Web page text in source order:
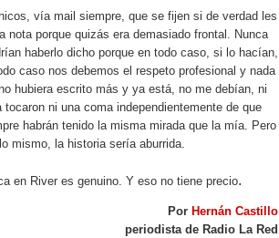
vía mail siempre, que se fijen si de verdad les
nota porque quizás era demasiado frontal. Nunca
haberlo dicho porque en todo caso, si lo hacían,
caso nos debemos el respeto profesional y nada
hubiera escrito más y ya está, no me debían, ni
ni una coma independientemente de que
habrán tenido la misma mirada que la mía. Pero
mismo, la historia sería aburrida.
en River es genuino. Y eso no tiene precio.
Por Hernán Castillo
periodista de Radio La Red